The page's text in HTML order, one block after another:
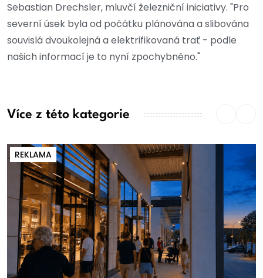
Sebastian Drechsler, mluvčí železniční iniciativy. "Pro
severní úsek byla od počátku plánována a slibována
souvislá dvoukolejná a elektrifikovaná trať - podle
našich informací je to nyní zpochybněno."
Více z této kategorie
REKLAMA